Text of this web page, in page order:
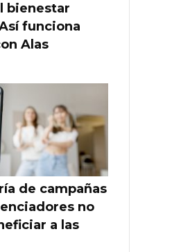
bienestar
funciona
Alas
de campañas
no
a las